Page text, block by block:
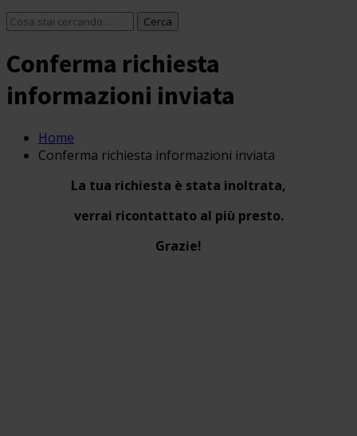
Conferma richiesta
informazioni inviata
Home
Conferma richiesta informazioni inviata
La tua richiesta è stata inoltrata,
verrai ricontattato al più presto.
Grazie!